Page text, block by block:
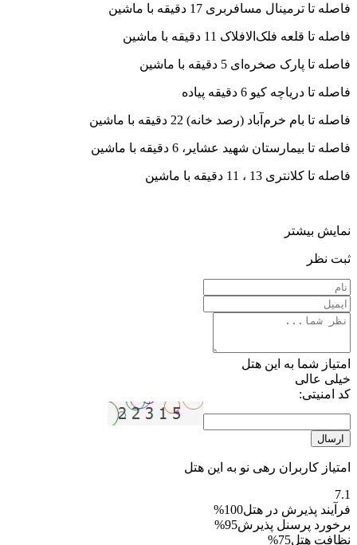
فاصله تا ترمینال مسافربری 17 دقیقه با ماشین
فاصله تا قلعه فلک‌الافلاک 11 دقیقه با ماشین
فاصله تا پارک صخره‌ای 5 دقیقه با ماشین
فاصله تا دریاچه کیو 6 دقیقه پیاده
فاصله تا بام خرم‌آباد (رصد خانه) 22 دقیقه با ماشین
فاصله تا بیمارستان شهید عشایر، 6 دقیقه با ماشین
فاصله تا کلانتری 13 ، 11 دقیقه با ماشین
نمایش بیشتر
ثبت نظر
امتیاز شما به این هتل
خیلی عالی
کد امنیتی:
ارسال
امتیاز کاربران رهی نو به این هتل
7.1
فرآیند پذیرش در هتل100%
برخورد پرسنل پذیرش95%
نظافت هتل75%